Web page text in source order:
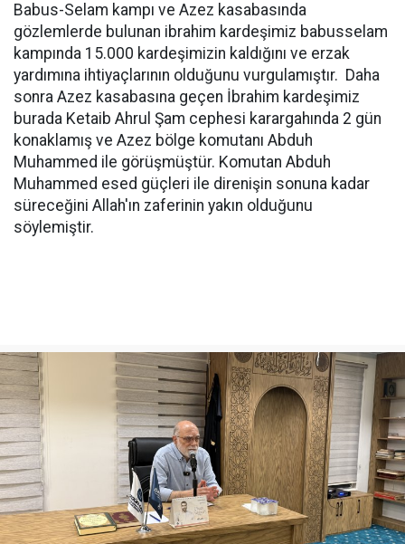
Babus-Selam kampı ve Azez kasabasında
gözlemlerde bulunan ibrahim kardeşimiz babusselam
kampında 15.000 kardeşimizin kaldığını ve erzak
yardımına ihtiyaçlarının olduğunu vurgulamıştır. Daha
sonra Azez kasabasına geçen İbrahim kardeşimiz
burada Ketaib Ahrul Şam cephesi karargahında 2 gün
konaklamış ve Azez bölge komutanı Abduh
Muhammed ile görüşmüştür. Komutan Abduh
Muhammed esed güçleri ile direnişin sonuna kadar
süreceğini Allah'ın zaferinin yakın olduğunu
söylemiştir.